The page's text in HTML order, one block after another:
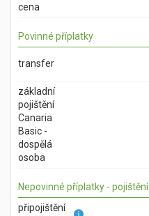
cena
Povinné příplatky
transfer
základní
pojištění
Canaria
Basic -
dospělá
osoba
Nepovinné příplatky - pojištění
připojištění